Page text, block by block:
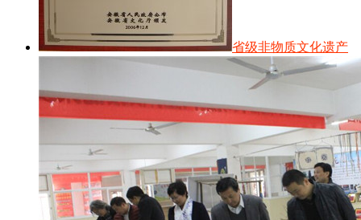
省级非物质文化遗产